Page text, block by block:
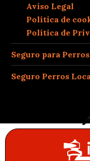
Aviso Legal
Política de
Política de
Seguro para
Seguro Perros